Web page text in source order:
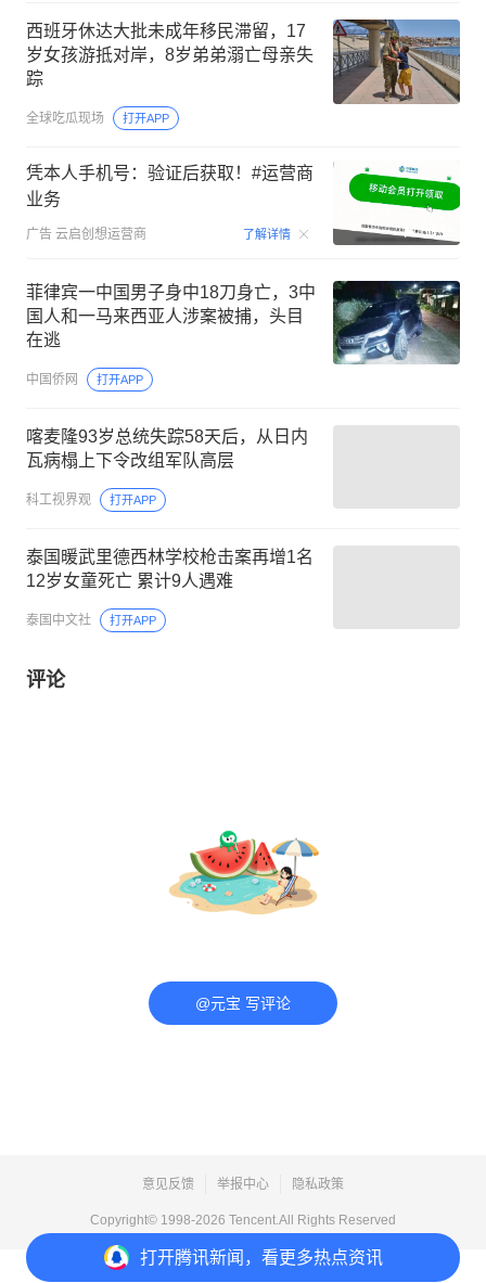
打开腾讯新闻，看更多热点资讯
西班牙休达大批未成年移民滞留，17
岁女孩游抵对岸，8岁弟弟溺亡母亲失
踪
全球吃瓜现场 打开APP
凭本人手机号：验证后获取！#运营商
业务
广告 云启创想运营商 了解详情 00:15
菲律宾一中国男子身中18刀身亡，3中
国人和一马来西亚人涉案被捕，头目
在逃
中国侨网 打开APP
喀麦隆93岁总统失踪58天后，从日内
瓦病榻上下令改组军队高层
科工视界观 打开APP
泰国暖武里德西林学校枪击案再增1名
12岁女童死亡 累计9人遇难
泰国中文社 打开APP
评论
@元宝 写评论
意见反馈 举报中心 隐私政策
Copyright© 1998-2026 Tencent.All Rights Reserved